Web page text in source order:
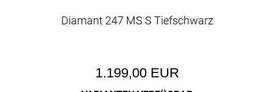
Diamant 247 MS S Tiefschwarz
1.199,00 EUR